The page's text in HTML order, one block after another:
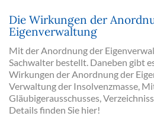
Die Wirkungen der
Eigenverwaltung
Mit der Anordnung der
Sachwalter bestellt. Daneben gibt
Wirkungen der Anordnung der
Verwaltung der Insolvenzmasse,
Gläubigerausschusses,
Details finden Sie hier!